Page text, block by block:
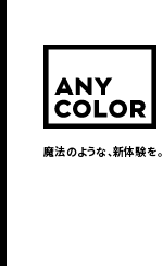
魔法のような、新体験を。